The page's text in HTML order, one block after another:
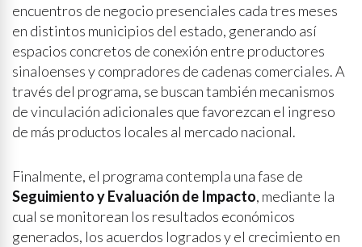
encuentros de negocio presenciales cada tres meses
en distintos municipios del estado, generando así
espacios concretos de conexión entre productores
sinaloenses y compradores de cadenas comerciales. A
través del programa, se buscan también mecanismos
de vinculación adicionales que favorezcan el ingreso
de más productos locales al mercado nacional.
Finalmente, el programa contempla una fase de
Seguimiento y Evaluación de Impacto, mediante la
cual se monitorean los resultados económicos
generados, los acuerdos logrados y el crecimiento en